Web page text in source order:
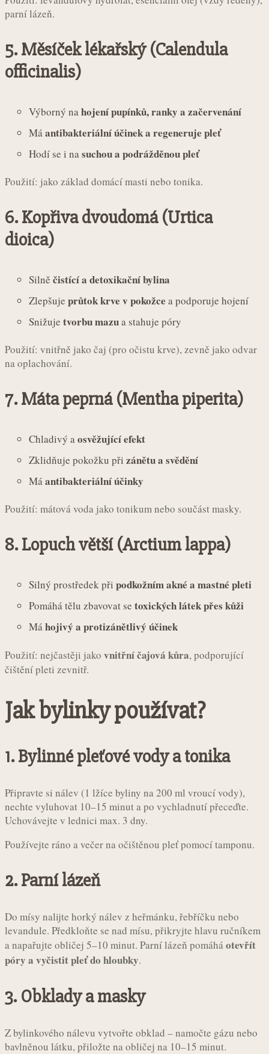
parní lázeň.
5.Měsíček lékařský (Calendula
officinalis)
Výborný na hojení pupínků, ranky a začervenání
Má antibakteriální účinek a regeneruje pleť
Hodí se i na suchou a podrážděnou pleť
Použití: jako základ domácí masti nebo tonika.
6.Kopřiva dvoudomá (Urtica
dioica)
Silně čistící a detoxikační bylina
Zlepšuje průtok krve v pokožce a podporuje hojení
Snižuje tvorbu mazua stahuje póry
Použití: vnitřně jako čaj (pro očistu krve), zevně jako odvar
na oplachování.
7.Máta peprná (Mentha piperita)
Chladivý a osvěžující efekt
Zklidňuje pokožku při zánětu a svědění
Má antibakteriální účinky
Použití: mátová voda jako tonikum nebo součást masky.
8.Lopuch větší (Arctium lappa)
Silný prostředek při podkožním akné a mastné pleti
Pomáhá tělu zbavovat se toxických látek přes kůži
Má hojivý a protizánětlivý účinek
Použití: nejčastěji jako vnitřní čajová kůra, podporující
čištění pleti zevnitř.
Jak bylinky používat?
1. Bylinné pleťové vody a tonika
Připravte si nálev (1 lžíce byliny na 200 ml vroucí vody),
nechte vyluhovat 10–15 minut a po vychladnutí přeceďte.
Uchovávejte v lednici max. 3 dny.
Používejte ráno a večer na očištěnou pleť pomocí tamponu.
2. Parní lázeň
Do mísy nalijte horký nálev z heřmánku, řebříčku nebo
levandule. Předkloňte se nad mísu, přikryjte hlavu ručníkem
a napařujte obličej 5–10 minut. Parní lázeň pomáháotevřít
póry a vyčistit pleť do hloubky.
3. Obklady a masky
Z bylinkového nálevu vytvořte obklad – namočte gázu nebo
bavlněnou látku, přiložte na obličej na 10–15 minut.